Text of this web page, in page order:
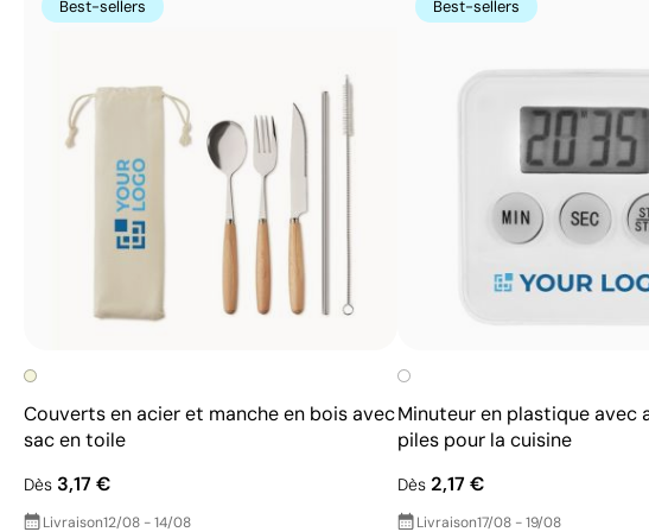
Best-sellers
Couverts en acier et manche en bois avec
sac en toile
Dès 3,17 €
Livraison12/08 - 14/08
Best-sellers
Minuteur en plastique avec
piles pour la cuisine
Dès2,17 €
Livraison17/08 - 19/08